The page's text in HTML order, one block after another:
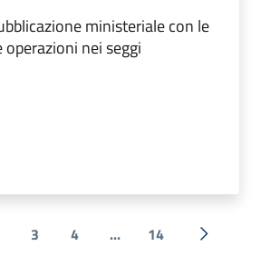
ministeriale con le
nei seggi
3 4 ... 14